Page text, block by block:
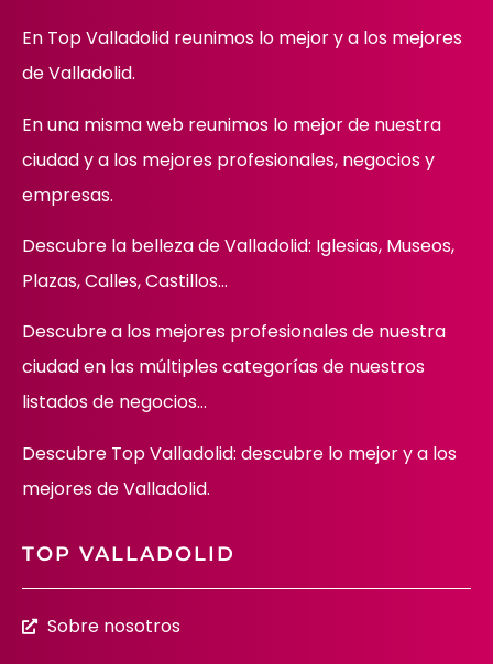
En Top Valladolid reunimos lo mejor y a los mejores
de Valladolid.
En una misma web reunimos lo mejor de nuestra
ciudad y a los mejores profesionales, negocios y
empresas.
Descubre la belleza de Valladolid: Iglesias, Museos,
Plazas, Calles, Castillos…
Descubrea los mejores profesionales de nuestra
ciudad en las múltiples categorías de nuestros
listados de negocios…
Descubre Top Valladolid: descubre lo mejor y a los
mejores de Valladolid.
TOP VALLADOLID
Sobre nosotros